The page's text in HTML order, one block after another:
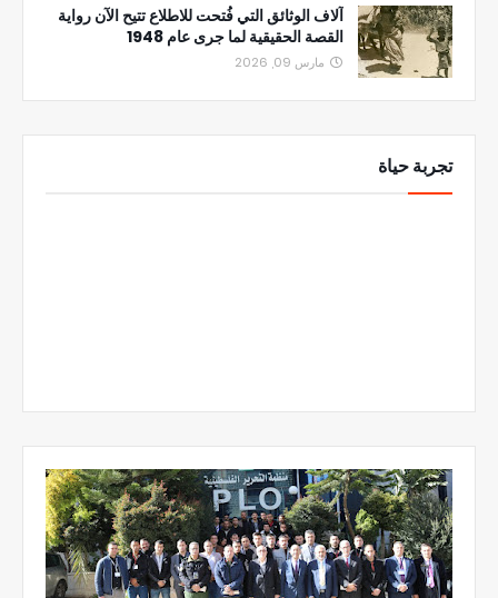
آلاف الوثائق التي فُتحت للاطلاع تتيح الآن رواية
القصة الحقيقية لما جرى عام 1948
مارس 09, 2026
تجربة حياة